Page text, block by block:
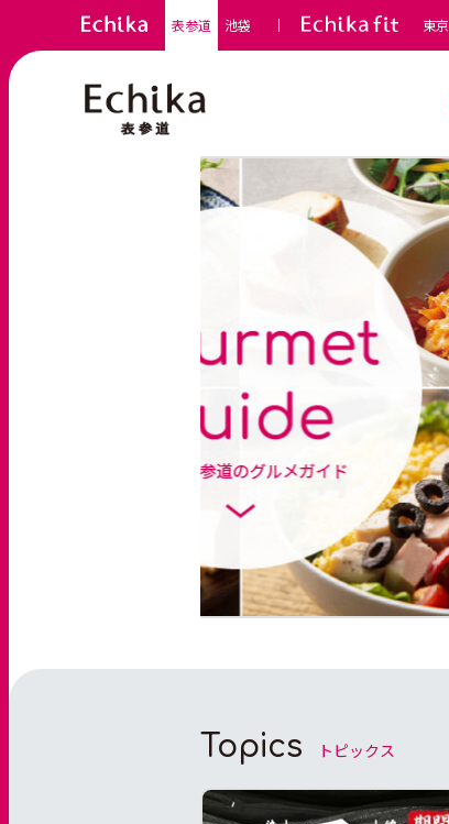
表参道 池袋 東京
Topics トピックス